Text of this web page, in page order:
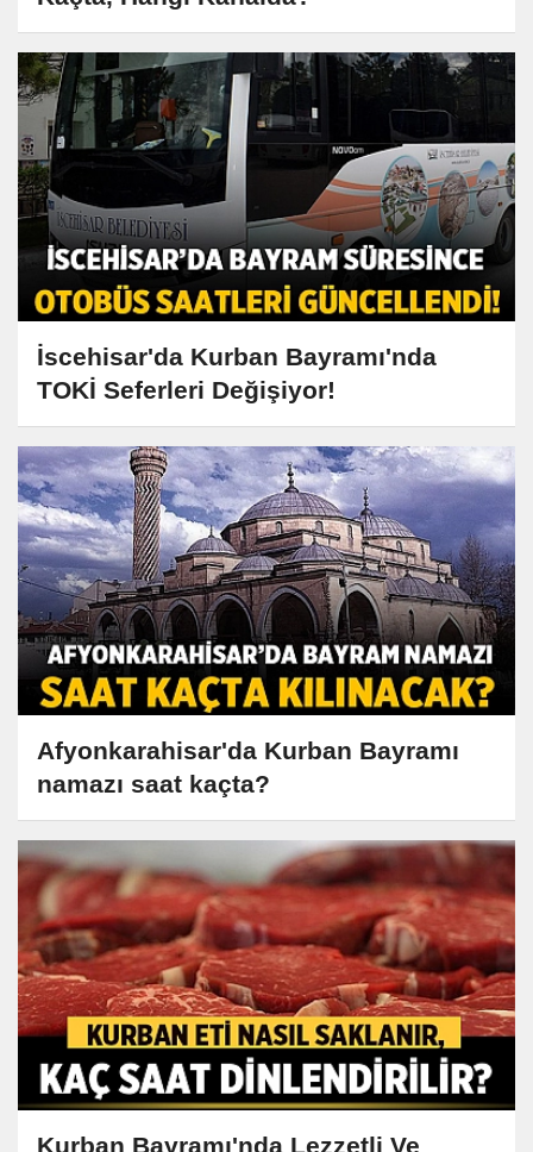
İscehisar'da Kurban Bayramı'nda
TOKİ Seferleri Değişiyor!
Afyonkarahisar'da Kurban Bayramı
namazı saat kaçta?
Kurban Bayramı'nda Lezzetli Ve